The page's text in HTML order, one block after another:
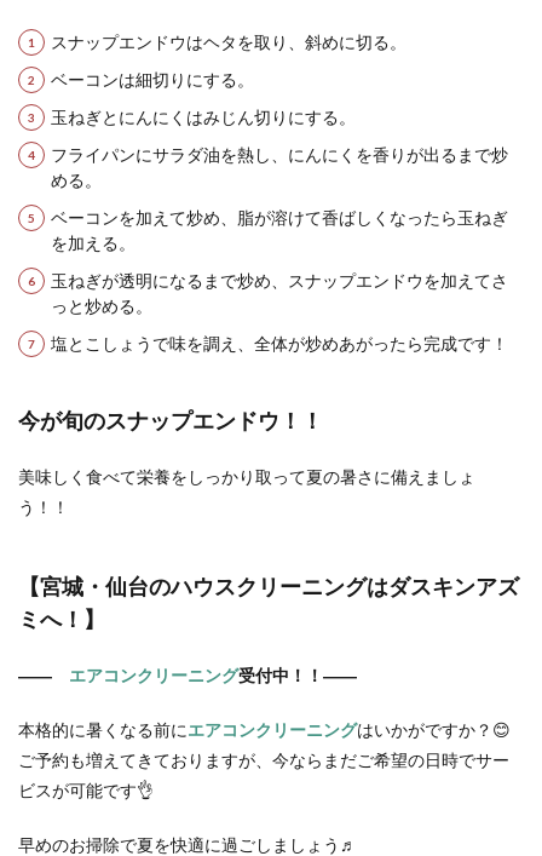
スナップエンドウはヘタを取り、斜めに切る。
ベーコンは細切りにする。
玉ねぎとにんにくはみじん切りにする。
フライパンにサラダ油を熱し、にんにくを香りが出るまで炒
める。
ベーコンを加えて炒め、脂が溶けて香ばしくなったら玉ねぎ
を加える。
玉ねぎが透明になるまで炒め、スナップエンドウを加えてさ
っと炒める。
塩とこしょうで味を調え、全体が炒めあがったら完成です！
今が旬のスナップエンドウ！！
美味しく食べて栄養をしっかり取って夏の暑さに備えましょ
う！！
【宮城・仙台のハウスクリーニングはダスキンアズ
ミへ！】
―― エアコンクリーニング受付中！！――
本格的に暑くなる前にエアコンクリーニングはいかがですか？😊
ご予約も増えてきておりますが、今ならまだご希望の日時でサー
ビスが可能です👌
早めのお掃除で夏を快適に過ごしましょう♬